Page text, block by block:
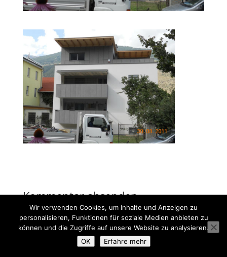
Kommentar absenden
Du musstangemeldetsein, um einen Kommentar
abzugeben.
Wir verwenden Cookies, um Inhalte und Anzeigen zu
personalisieren, Funktionen für soziale Medien anbieten zu
können und die Zugriffe auf unsere Website zu analysieren.
OK
Erfahre mehr